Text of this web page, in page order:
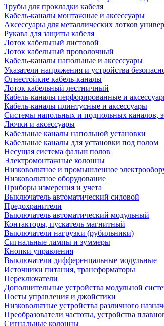
Трубы для прокладки кабеля
Кабель-каналы монтажные и аксессуары
Аксессуары для металлических лотков
Рукава для защиты кабеля
Лоток кабельный листовой
Лоток кабельный проволочный
Кабель-каналы напольные и аксессуары
Указатели напряжения и устройства
Огнестойкие кабель-каналы
Лоток кабельный лестничный
Кабель-каналы перфорированные и
Кабель-каналы плинтусные и аксессуары
Системы напольных и подпольных каналов,
Лючки и аксессуары
Кабельные каналы напольной установки
Кабельные каналы для установки под полом
Несущая система фальш полов
Электромонтажные колонны
Низковольтное и промышленное
Низковольтное оборудование
Приборы измерения и учета
Выключатель автоматический силовой
Предохранители
Выключатель автоматический модульный
Контакторы, пускатель магнитный
Выключатели нагрузки (рубильники)
Сигнальные лампы и зуммеры
Кнопки управления
Выключатели дифференцальные модульные
Источники питания, трансформаторы
Переключатели
Дополнительные устройства модульной
Посты управления и джойстики
Низковольтные устройства различного
Преобразователи частоты, устройства
Сигнальные колонны